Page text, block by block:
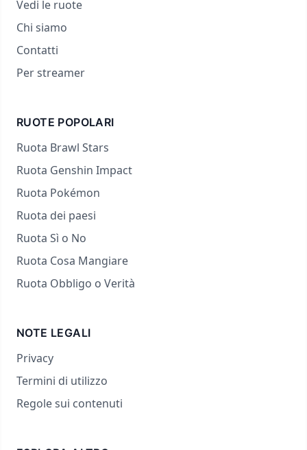
Vedi le ruote
Chi siamo
Contatti
Per streamer
RUOTE POPOLARI
Ruota Brawl Stars
Ruota Genshin Impact
Ruota Pokémon
Ruota dei paesi
Ruota Sì o No
Ruota Cosa Mangiare
Ruota Obbligo o Verità
NOTE LEGALI
Privacy
Termini di utilizzo
Regole sui contenuti